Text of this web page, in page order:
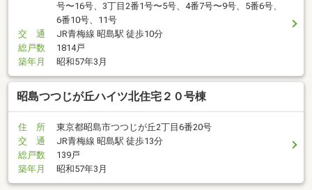
号〜16号、3丁目2番1号〜5号、4番7号〜9号、5番6号、
6番10号、11号
交 通
JR青梅線 昭島駅 徒歩10分
総戸数
1814戸
築年月
昭和57年3月
昭島つつじが丘ハイツ北住宅２０号棟
住 所
東京都昭島市つつじが丘2丁目6番20号
交 通
JR青梅線 昭島駅 徒歩13分
総戸数
139戸
築年月
昭和57年3月